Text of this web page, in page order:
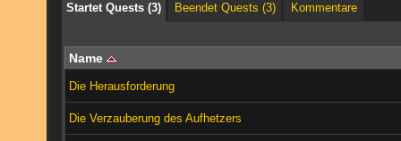
Startet Quests (3) Beendet Quests (3)
Kommentare
Name
Die Herausforderung
Die Verzauberung des Aufhetzers